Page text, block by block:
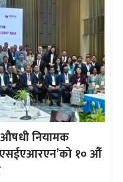
औषधी नियामक
१० औँ